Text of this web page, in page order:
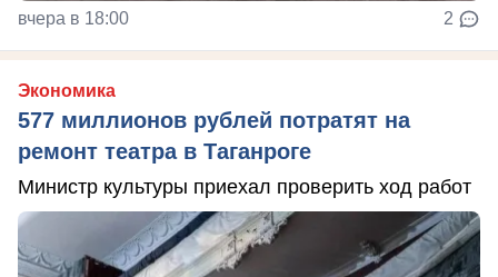
вчера в 18:00 2
Экономика
577 миллионов рублей потратят на
ремонт театра в Таганроге
Министр культуры приехал проверить ход работ